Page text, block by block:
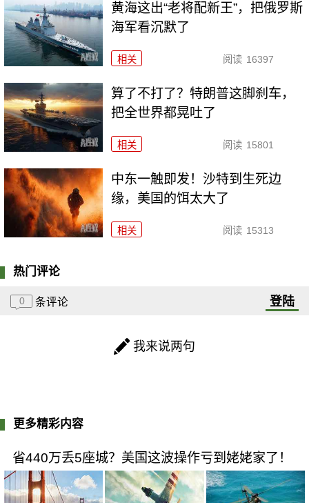
黄海这出“老将配新王”，把俄罗斯
海军看沉默了
相关 阅读 16397
算了不打了？特朗普这脚刹车，
把全世界都晃吐了
相关 阅读 15801
中东一触即发！沙特到生死边
缘，美国的饵太大了
相关 阅读 15313
热门评论
0 条评论 登陆
我来说两句
更多精彩内容
省440万丢5座城？美国这波操作亏到姥姥家了！